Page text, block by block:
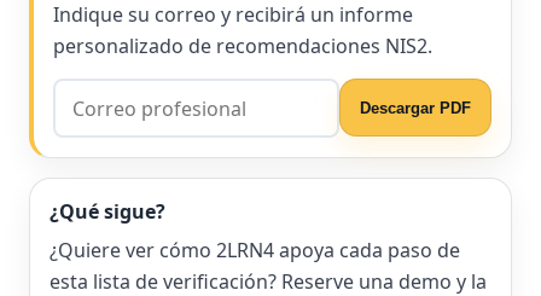
Indique su correo y recibirá un informe
personalizado de recomendaciones NIS2.
Descargar PDF
¿Qué sigue?
¿Quiere ver cómo 2LRN4 apoya cada paso de
esta lista de verificación? Reserve una demo y la